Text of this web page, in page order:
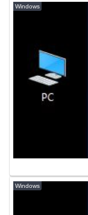
Windows
Windows